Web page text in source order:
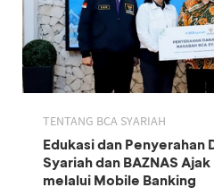
TENTANG BCA SYARIAH
Edukasi dan Penyerahan
Syariah dan BAZNAS
melalui Mobile Banking